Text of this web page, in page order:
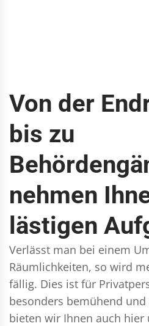
Von der
bis zu
nehmen
lästigen
Verlässt man bei einem
Räumlichkeiten, so wird
fällig. Dies ist für
besonders bemühend
bieten wir Ihnen auch hier